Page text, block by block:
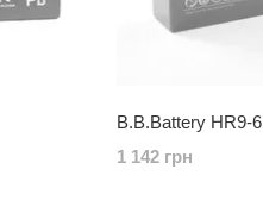
B.B.Battery HR9-6
1 142 грн